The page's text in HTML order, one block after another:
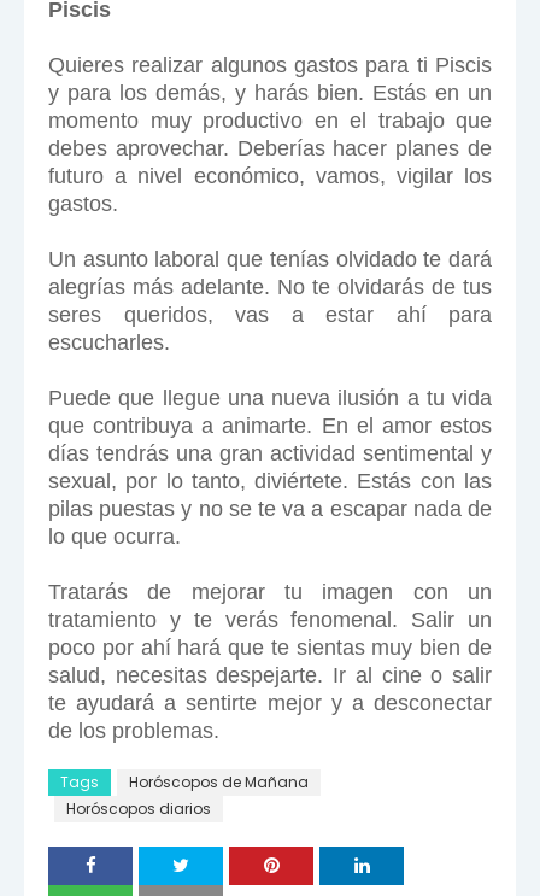
Piscis
Quieres realizar algunos gastos para ti Piscis
y para los demás, y harás bien. Estás en un
momento muy productivo en el trabajo que
debes aprovechar. Deberías hacer planes de
futuro a nivel económico, vamos, vigilar los
gastos.
Un asunto laboral que tenías olvidado te dará
alegrías más adelante. No te olvidarás de tus
seres queridos, vas a estar ahí para
escucharles.
Puede que llegue una nueva ilusión a tu vida
que contribuya a animarte. En el amor estos
días tendrás una gran actividad sentimental y
sexual, por lo tanto, diviértete. Estás con las
pilas puestas y no se te va a escapar nada de
lo que ocurra.
Tratarás de mejorar tu imagen con un
tratamiento y te verás fenomenal. Salir un
poco por ahí hará que te sientas muy bien de
salud, necesitas despejarte. Ir al cine o salir
te ayudará a sentirte mejor y a desconectar
de los problemas.
Tags
Horóscopos de Mañana
Horóscopos diarios